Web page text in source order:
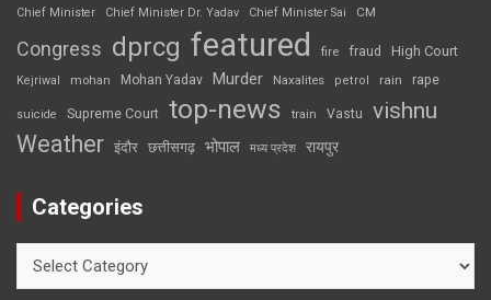
Chief Minister
Chief Minister Dr. Yadav Chief Minister Sai CM
Congress dprcg featured fire fraud High Court
Kejriwal mohan Mohan Yadav Murder Naxalites petrol rain rape
suicide Supreme Court top-news train Vastu vishnu
Weather इंदौर छत्तीसगढ़ भोपाल मध्य प्रदेश रायपुर
Categories